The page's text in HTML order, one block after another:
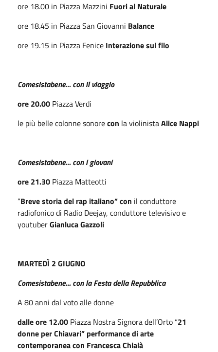
ore 18.00 in Piazza Mazzini Fuori al Naturale
ore 18.45 in Piazza San Giovanni Balance
ore 19.15 in Piazza Fenice Interazione sul filo
Comesistabene… con il viaggio
ore 20.00 Piazza Verdi
le più belle colonne sonorecon la violinistaAlice Nappi
Comesistabene… con i giovani
ore 21.30 Piazza Matteotti
“Breve storia del rap italiano” con il conduttore
radiofonico di Radio Deejay, conduttore televisivo e
youtuberGianluca Gazzoli
MARTEDÌ 2 GIUGNO
Comesistabene… con la Festa della Repubblica
A 80 anni dal voto alle donne
dalle ore 12.00 Piazza Nostra Signora dell’Orto “21
donne per Chiavari” performance di arte
contemporanea con Francesca Chialà